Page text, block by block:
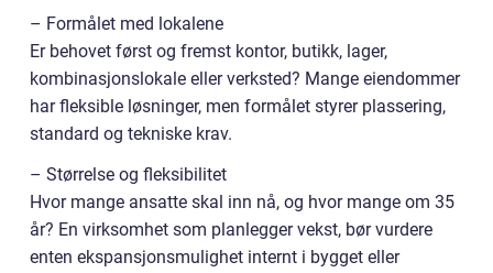
– Formålet med lokalene
Er behovet først og fremst kontor, butikk, lager,
kombinasjonslokale eller verksted? Mange eiendommer
har fleksible løsninger, men formålet styrer plassering,
standard og tekniske krav.
– Størrelse og fleksibilitet
Hvor mange ansatte skal inn nå, og hvor mange om 35
år? En virksomhet som planlegger vekst, bør vurdere
enten ekspansjonsmulighet internt i bygget eller